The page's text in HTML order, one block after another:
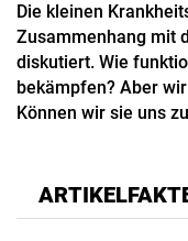
Die kleinen
Zusammenhang mit
diskutiert. Wie
bekämpfen? Aber
Können wir sie uns